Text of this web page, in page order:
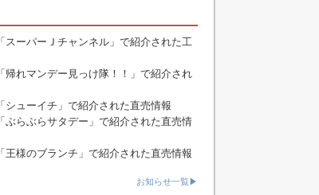
「スーパーＪチャンネル」で紹介された工
「帰れマンデー見っけ隊！！」で紹介され
「シューイチ」で紹介された直売情報
「ぶらぶらサタデー」で紹介された直売情
「王様のブランチ」で紹介された直売情報
お知らせ一覧▶